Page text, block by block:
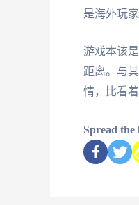
是海外玩
游戏本该
距离。与
情，比看
Spread the